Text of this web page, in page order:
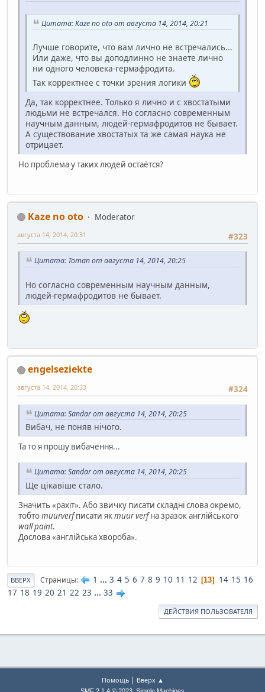
Цитата: Kaze no oto от августа 14, 2014, 20:21
Лучше говорите, что вам лично не встречались...
Или даже, что вы доподлинно не знаете лично
ни одного человека-гермафродита.
Так корректнее с точки зрения логики
Да, так корректнее. Только я лично и с хвостатыми
людьми не встречался. Но согласно современным
научным данным, людей-гермафродитов не бывает.
А существование хвостатых та же самая наука не
отрицает.
Но проблема у таких людей остаётся?
Kaze no oto
Moderator
#323
августа 14, 2014, 20:31
Цитата: Toman от августа 14, 2014, 20:25
Но согласно современным научным данным,
людей-гермафродитов не бывает.
engelseziekte
#324
августа 14, 2014, 20:33
Цитата: Sandar от августа 14, 2014, 20:25
Вибач, не поняв нічого.
Та то я прошу вибачення...
Цитата: Sandar от августа 14, 2014, 20:25
Ще цікавіше стало.
Значить «рахіт». Або звичку писати складні слова окремо,
тобтоmuurverfписати якmuur verfна зразок англійського
wall paint.
Дослова «англійська хвороба».
ВВЕРХ Страницы 1 ... 3 4 5 6 7 8 9 10 11 12 13 14 15 16
17 18 19 20 21 22 23 ... 33
ДЕЙСТВИЯ ПОЛЬЗОВАТЕЛЯ
Помощь| Вверх ▲